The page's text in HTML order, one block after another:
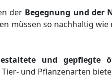
der Begegnung und der
müssen so nachhaltig
und gepflegte
und Pflanzenarten